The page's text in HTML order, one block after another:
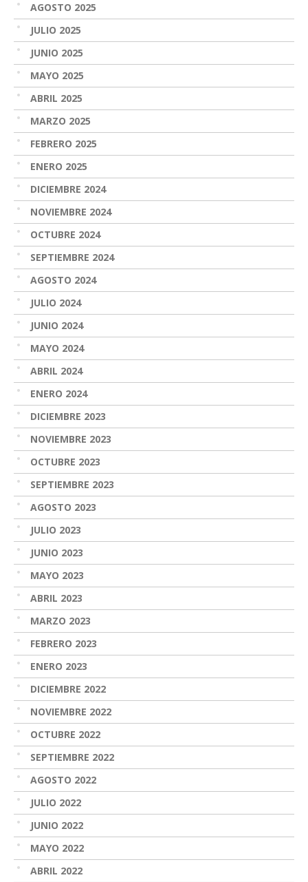
AGOSTO 2025
JULIO 2025
JUNIO 2025
MAYO 2025
ABRIL 2025
MARZO 2025
FEBRERO 2025
ENERO 2025
DICIEMBRE 2024
NOVIEMBRE 2024
OCTUBRE 2024
SEPTIEMBRE 2024
AGOSTO 2024
JULIO 2024
JUNIO 2024
MAYO 2024
ABRIL 2024
ENERO 2024
DICIEMBRE 2023
NOVIEMBRE 2023
OCTUBRE 2023
SEPTIEMBRE 2023
AGOSTO 2023
JULIO 2023
JUNIO 2023
MAYO 2023
ABRIL 2023
MARZO 2023
FEBRERO 2023
ENERO 2023
DICIEMBRE 2022
NOVIEMBRE 2022
OCTUBRE 2022
SEPTIEMBRE 2022
AGOSTO 2022
JULIO 2022
JUNIO 2022
MAYO 2022
ABRIL 2022